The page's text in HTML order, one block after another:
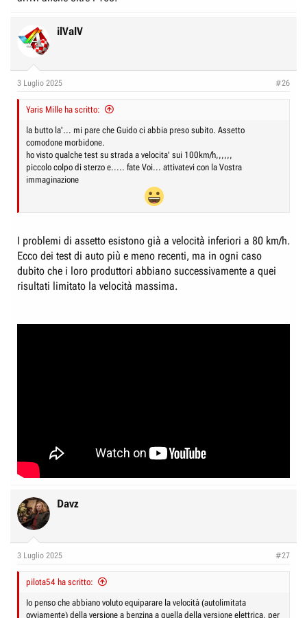
ilValV
3 Luglio 2025 #26
Yaris Mille ha scritto:
la butto la'... mi pare che Guido ci abbia preso subito. Assetto
comodone morbidone.
ho visto qualche test su strada a velocita' sui 100km/h,,,,,,
piccolo colpo di sterzo e..... fate Voi... attivatevi con la Vostra
immaginazione
I problemi di assetto esistono già a velocità inferiori a 80 km/h.
Ecco dei test di auto più e meno recenti, ma in ogni caso
dubito che i loro produttori abbiano successivamente a quei
risultati limitato la velocità massima.
Davz
3 Luglio 2025 #27
pilota54 ha scritto:
Io penso che abbiano voluto equiparare la velocità (autolimitata
ovviamente) della versione a benzina a quella della versione elettrica, per